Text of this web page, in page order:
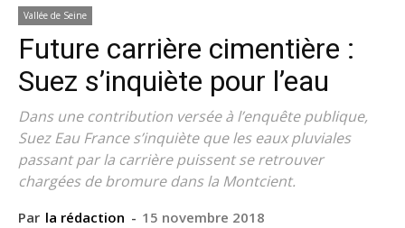
Vallée de Seine
Future carrière cimentière :
Suez s’inquiète pour l’eau
Dans une contribution versée à l’enquête publique,
Suez Eau France s’inquiète que les eaux pluviales
passant par la carrière puissent se retrouver
chargées de bromure dans la Montcient.
Par la rédaction - 15 novembre 2018